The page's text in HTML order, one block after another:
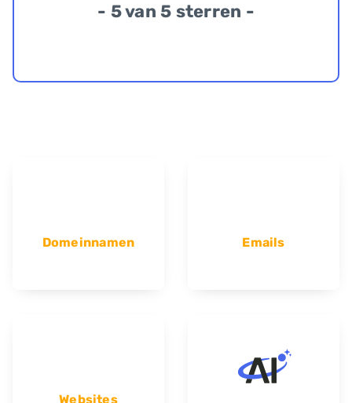
- 5 van 5 sterren -
Domeinnamen Emails
Websites